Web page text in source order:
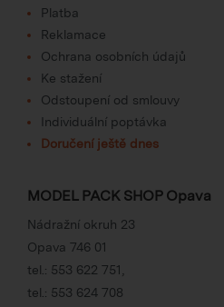
Platba
Reklamace
Ochrana osobních údajů
Ke stažení
Odstoupení od smlouvy
Individuální poptávka
Doručení ještě dnes
MODEL PACK SHOP Opava
Nádražní okruh 23
Opava 746 01
tel.: 553 622 751
tel.: 553 624 708